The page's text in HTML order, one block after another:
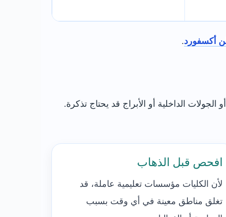
أكسفورد.
الداخلية أو الأبراج قد يحتاج تذكرة.
افحص قبل الذهاب
لأن الكليات مؤسسات تعليمية عاملة، قد
تغلق مناطق معينة في أي وقت بسبب